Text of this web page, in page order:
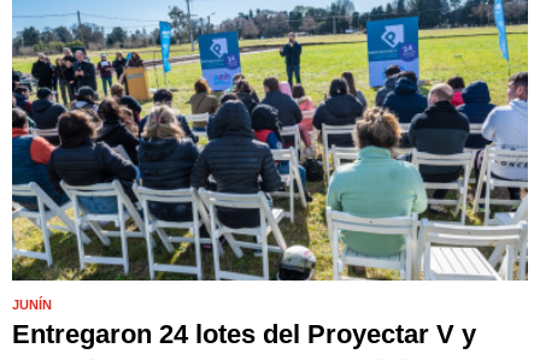
JUNÍN
Entregaron 24 lotes del Proyectar V y